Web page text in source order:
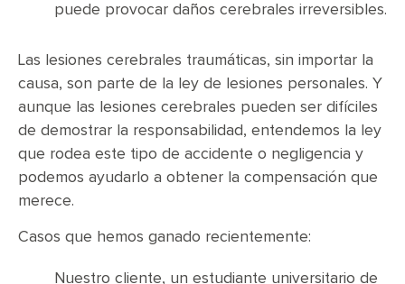
puede provocar daños cerebrales irreversibles.
Las lesiones cerebrales traumáticas, sin importar la
causa, son parte de la ley de lesiones personales. Y
aunque las lesiones cerebrales pueden ser difíciles
de demostrar la responsabilidad, entendemos la ley
que rodea este tipo de accidente o negligencia y
podemos ayudarlo a obtener la compensación que
merece.
Casos que hemos ganado recientemente:
Nuestro cliente, un estudiante universitario de